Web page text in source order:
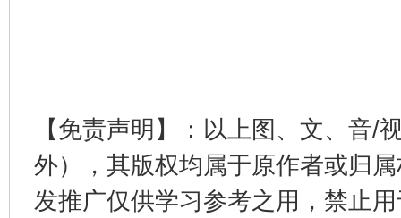
【免责声明】：以上图、文、音/
外），其版权均属于原作者或归
发推广仅供学习参考之用，禁止